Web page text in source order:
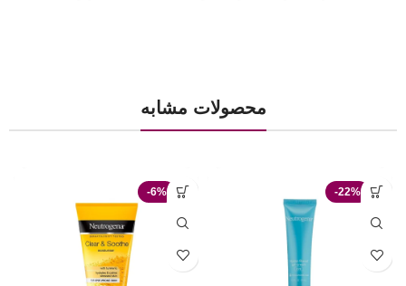
محصولات مشابه
-22%
-6%